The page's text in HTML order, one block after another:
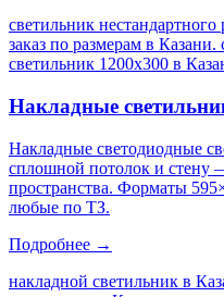
светильник
заказ по размерам в
светильник 1200х300 в
Накладные
Накладные светодиодные
сплошной потолок и стену
пространства. Форматы
любые по ТЗ.
Подробнее →
накладной светильник в